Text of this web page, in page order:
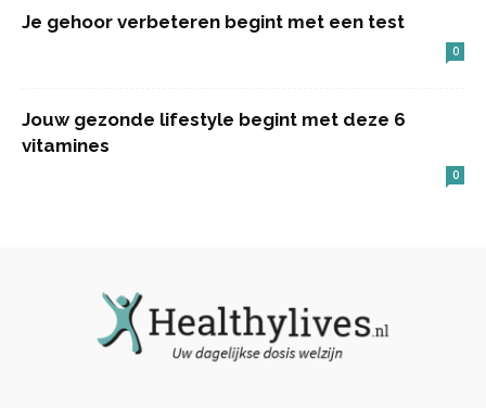
Je gehoor verbeteren begint met een test
0
Jouw gezonde lifestyle begint met deze 6
vitamines
0